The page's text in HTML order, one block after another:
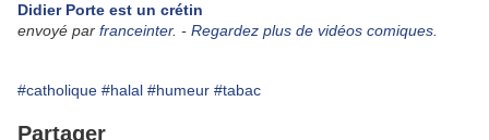
Didier Porte est un crétin
envoyé par franceinter. - Regardez plus de vidéos comiques.
#catholique #halal #humeur #tabac
Partager